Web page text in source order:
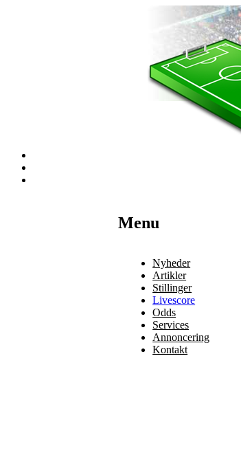
Menu
Nyheder
Artikler
Stillinger
Livescore
Odds
Services
Annoncering
Kontakt